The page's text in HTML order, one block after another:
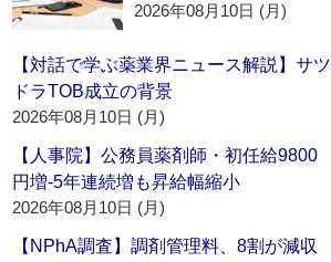
2026年08月10日 (月)
【対話で学ぶ薬業界ニュース解説】サツ
ドラTOB成立の背景
2026年08月10日 (月)
【人事院】公務員薬剤師・初任給9800
円増‐5年連続増も昇給幅縮小
2026年08月10日 (月)
【NPhA調査】調剤管理料、8割が減収